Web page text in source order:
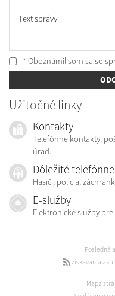
Text správy
* Oboznámil som sa so
Užitočné linky
Kontakty
Telefónne kontakty,
úrad.
Dôležité
Hasiči, polícia,
E-služby
Elektronické služby
Posledná
získavania
Mapa